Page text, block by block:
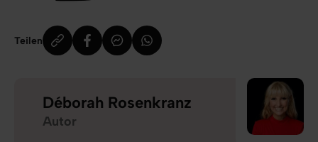
Teilen
Déborah Rosenkranz
Autor